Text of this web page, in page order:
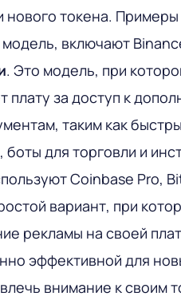
нового токена.
включают
. Это модель, при
плату за доступ к
таким как
для торговли и
Coinbase Pro,
вариант, при
рекламы на своей
эффективной для
внимание к своим